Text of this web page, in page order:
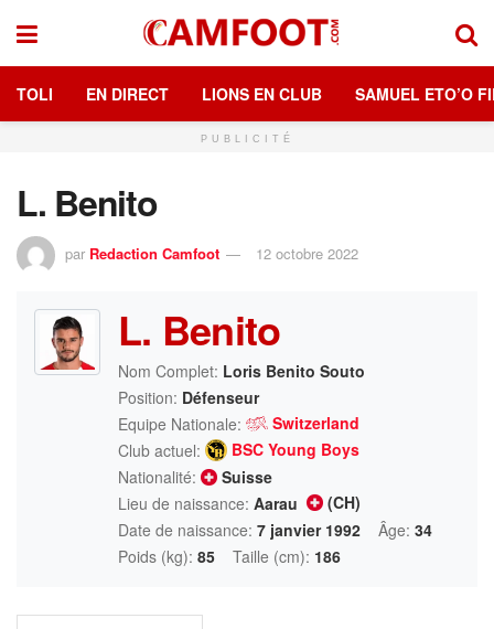
TOLI EN DIRECT LIONS EN CLUB SAMUEL ETO’O
PUBLICITÉ
L. Benito
par Redaction Camfoot 12 octobre 2022
L. Benito
Nom Complet: Loris Benito Souto
Position: Défenseur
Equipe Nationale:
Switzerland
Club actuel:
BSC Young Boys
Nationalité:
Suisse
Lieu de naissance: Aarau
(CH)
Date de naissance: 7 janvier 1992 Âge: 34
Poids (kg): 85 Taille (cm): 186